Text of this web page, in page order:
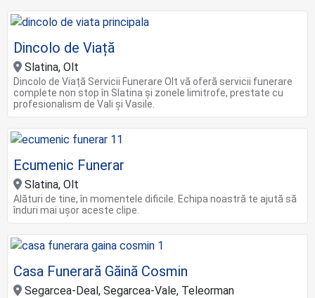
Dincolo de Viață
Slatina, Olt
Dincolo de Viață Servicii Funerare Olt vă oferă servicii funerare
complete non stop în Slatina și zonele limitrofe, prestate cu
profesionalism de Vali și Vasile.
Ecumenic Funerar
Slatina, Olt
Alături de tine, în momentele dificile. Echipa noastră te ajută să
înduri mai ușor aceste clipe.
Casa Funerară Găină Cosmin
Segarcea-Deal, Segarcea-Vale, Teleorman